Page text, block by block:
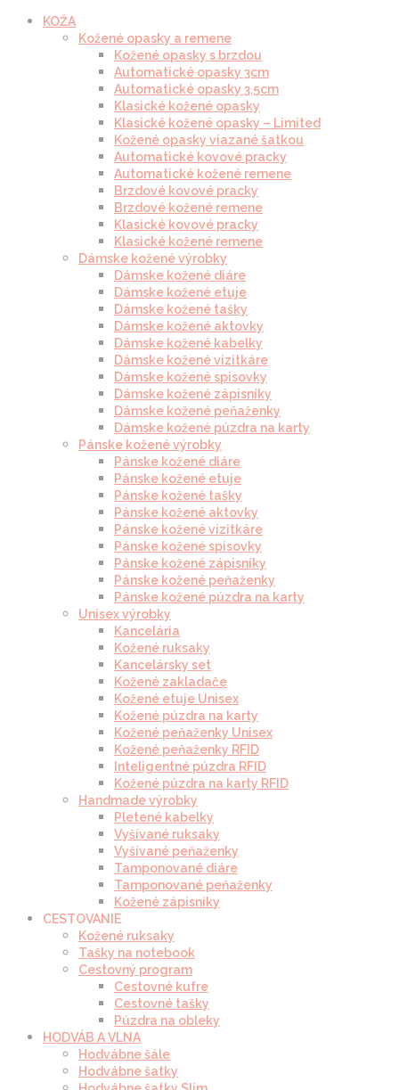
KOŽA
Kožené opasky a remene
Kožené opasky s brzdou
Automatické opasky 3cm
Automatické opasky 3.5cm
Klasické kožené opasky
Klasické kožené opasky – Limited
Kožené opasky viazané šatkou
Automatické kovové pracky
Automatické kožené remene
Brzdové kovové pracky
Brzdové kožené remene
Klasické kovové pracky
Klasické kožené remene
Dámske kožené výrobky
Dámske kožené diáre
Dámske kožené etuje
Dámske kožené tašky
Dámske kožené aktovky
Dámske kožené kabelky
Dámske kožené vizitkáre
Dámske kožené spisovky
Dámske kožené zápisníky
Dámske kožené peňaženky
Dámske kožené púzdra na karty
Pánske kožené výrobky
Pánske kožené diáre
Pánske kožené etuje
Pánske kožené tašky
Pánske kožené aktovky
Pánske kožené vizitkáre
Pánske kožené spisovky
Pánske kožené zápisníky
Pánske kožené peňaženky
Pánske kožené púzdra na karty
Unisex výrobky
Kancelária
Kožené ruksaky
Kancelársky set
Kožené zakladače
Kožené etuje Unisex
Kožené púzdra na karty
Kožené peňaženky Unisex
Kožené peňaženky RFID
Inteligentné púzdra RFID
Kožené púzdra na karty RFID
Handmade výrobky
Pletené kabelky
Vyšívané ruksaky
Vyšívané peňaženky
Tamponované diáre
Tamponované peňaženky
Kožené zápisníky
CESTOVANIE
Kožené ruksaky
Tašky na notebook
Cestovný program
Cestovné kufre
Cestovné tašky
Púzdra na obleky
HODVÁB A VLNA
Hodvábne šále
Hodvábne šatky